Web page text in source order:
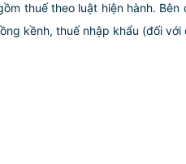
thuế theo luật hiện hành.
kềnh, thuế nhập khẩu (đối